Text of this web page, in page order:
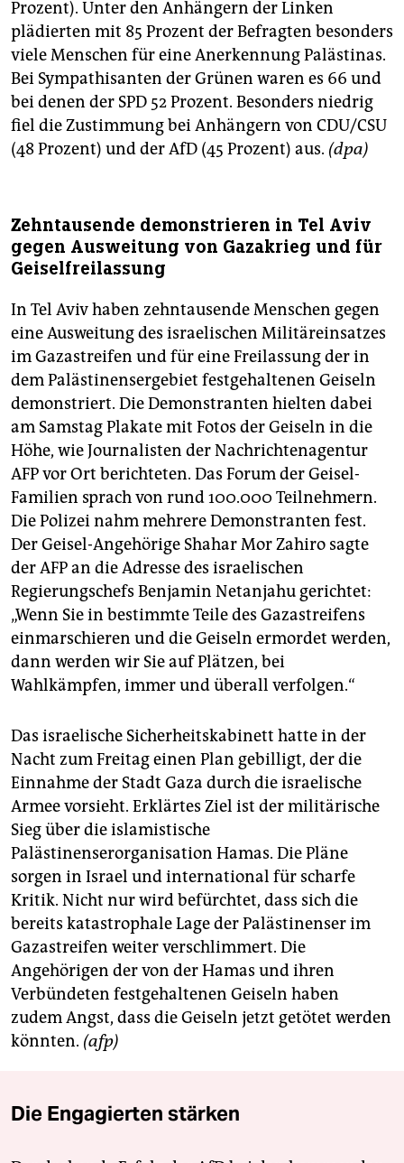
Prozent). Unter den Anhängern der Linken
plädierten mit 85 Prozent der Befragten besonders
viele Menschen für eine Anerkennung Palästinas.
Bei Sympathisanten der Grünen waren es 66 und
bei denen der SPD 52 Prozent. Besonders niedrig
fiel die Zustimmung bei Anhängern von CDU/CSU
(48 Prozent) und der AfD (45 Prozent) aus. (dpa)
Zehntausende demonstrieren in Tel Aviv
gegen Ausweitung von Gazakrieg und für
Geiselfreilassung
In Tel Aviv haben zehntausende Menschen gegen
eine Ausweitung des israelischen Militäreinsatzes
im Gazastreifen und für eine Freilassung der in
dem Palästinensergebiet festgehaltenen Geiseln
demonstriert. Die Demonstranten hielten dabei
am Samstag Plakate mit Fotos der Geiseln in die
Höhe, wie Journalisten der Nachrichtenagentur
AFP vor Ort berichteten. Das Forum der Geisel-
Familien sprach von rund 100.000 Teilnehmern.
Die Polizei nahm mehrere Demonstranten fest.
Der Geisel-Angehörige Shahar Mor Zahiro sagte
der AFP an die Adresse des israelischen
Regierungschefs Benjamin Netanjahu gerichtet:
„Wenn Sie in bestimmte Teile des Gazastreifens
einmarschieren und die Geiseln ermordet werden,
dann werden wir Sie auf Plätzen, bei
Wahlkämpfen, immer und überall verfolgen.“
Das israelische Sicherheitskabinett hatte in der
Nacht zum Freitag einen Plan gebilligt, der die
Einnahme der Stadt Gaza durch die israelische
Armee vorsieht. Erklärtes Ziel ist der militärische
Sieg über die islamistische
Palästinenserorganisation Hamas. Die Pläne
sorgen in Israel und international für scharfe
Kritik. Nicht nur wird befürchtet, dass sich die
bereits katastrophale Lage der Palästinenser im
Gazastreifen weiter verschlimmert. Die
Angehörigen der von der Hamas und ihren
Verbündeten festgehaltenen Geiseln haben
zudem Angst, dass die Geiseln jetzt getötet werden
könnten. (afp)
Die Engagierten stärken